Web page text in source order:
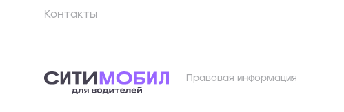
Контакты
Правовая информация